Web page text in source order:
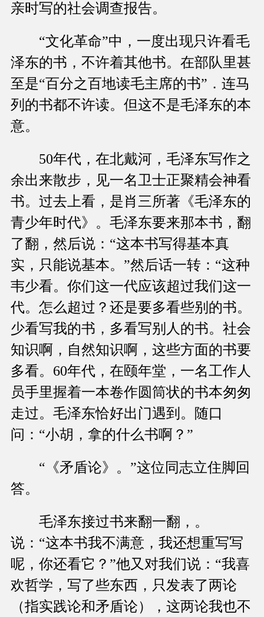
亲时写的社会调查报告。
“文化革命”中，一度出现只许看毛
泽东的书，不许着其他书。在部队里甚
至是“百分之百地读毛主席的书”．连马
列的书都不许读。但这不是毛泽东的本
意。
50年代，在北戴河，毛泽东写作之
余出来散步，见一名卫士正聚精会神看
书。过去上看，是肖三所著《毛泽东的
青少年时代》。毛泽东要来那本书，翻
了翻，然后说：“这本书写得基本真
实，只能说基本。”然后话一转：“这种
韦少看。你们这一代应该超过我们这一
代。怎么超过？还是要多看些别的书。
少看写我的书，多看写别人的书。社会
知识啊，自然知识啊，这些方面的书要
多看。60年代，在颐年堂，一名工作人
员手里握着一本卷作圆筒状的书本匆匆
走过。毛泽东恰好出门遇到。随口
问：“小胡，拿的什么书啊？”
“《矛盾论》。”这位同志立住脚回
答。
毛泽东接过书来翻一翻，。
说：“这本书我不满意，我还想重写写
呢，你还看它？”他又对我们说：“我喜
欢哲学，写了些东西，只发表了两论
（指实践论和矛盾论），这两论我也不